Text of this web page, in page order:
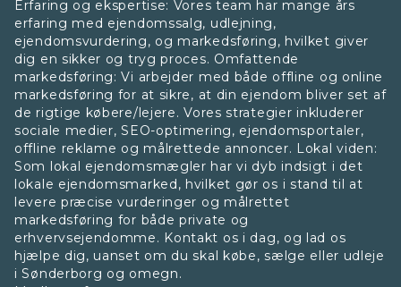
Erfaring og ekspertise: Vores team har mange års
erfaring med ejendomssalg, udlejning,
ejendomsvurdering, og markedsføring, hvilket giver
dig en sikker og tryg proces. Omfattende
markedsføring: Vi arbejder med både offline og online
markedsføring for at sikre, at din ejendom bliver set af
de rigtige købere/lejere. Vores strategier inkluderer
sociale medier, SEO-optimering, ejendomsportaler,
offline reklame og målrettede annoncer. Lokal viden:
Som lokal ejendomsmægler har vi dyb indsigt i det
lokale ejendomsmarked, hvilket gør os i stand til at
levere præcise vurderinger og målrettet
markedsføring for både private og
erhvervsejendomme. Kontakt os i dag, og lad os
hjælpe dig, uanset om du skal købe, sælge eller udleje
i Sønderborg og omegn.